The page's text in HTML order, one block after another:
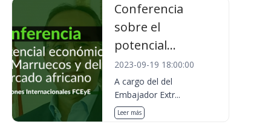
Conferencia
sobre el
potencial...
2023-09-19 18:00:00
A cargo del del
Embajador Extr...
Leer más